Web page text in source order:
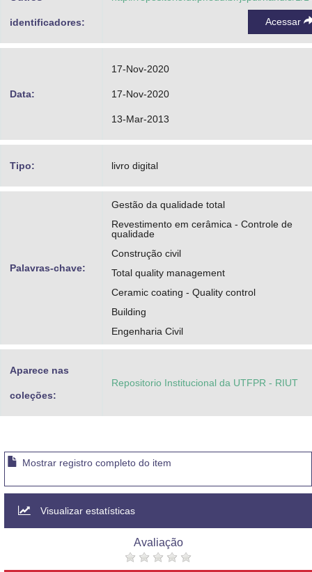
identificadores: Acessar
Data:
17-Nov-2020
17-Nov-2020
13-Mar-2013
Tipo: livro digital
Palavras-chave:
Gestão da qualidade total
Revestimento em cerâmica - Controle de
qualidade
Construção civil
Total quality management
Ceramic coating - Quality control
Building
Engenharia Civil
Aparece nas
coleções:
Repositorio Institucional da UTFPR - RIUT
Mostrar registro completo do item
Visualizar estatísticas
Avaliação